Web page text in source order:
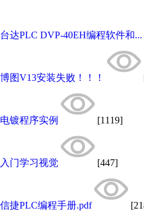
台达PLC DVP-40EH编程软件和...
博图V13安装失败！！！
电镀程序实例 [1119]
入门学习视觉 [447]
信捷PLC编程手册.pdf